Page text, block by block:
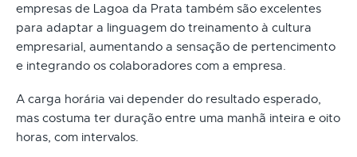
empresas de Lagoa da Prata também são excelentes
para adaptar a linguagem do treinamento à cultura
empresarial, aumentando a sensação de pertencimento
e integrando os colaboradores com a empresa.
A carga horária vai depender do resultado esperado,
mas costuma ter duração entre uma manhã inteira e oito
horas, com intervalos.